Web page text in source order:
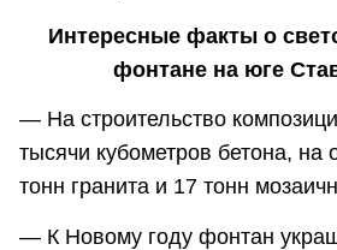
Интересные факты о
фонтане на юге
— На строительство
тысячи кубометров бетона,
тонн гранита и 17 тонн
— К Новому году фонтан